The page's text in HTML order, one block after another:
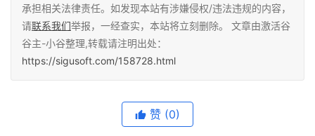
承担相关法律责任。如发现本站有涉嫌侵权/违法违规的内容，
请联系我们举报，一经查实，本站将立刻删除。 文章由激活谷
谷主-小谷整理,转载请注明出处：
https://sigusoft.com/158728.html
赞 (0)